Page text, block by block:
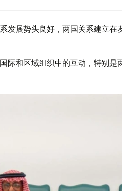
发展势头良好，两国关系建立在
际和区域组织中的互动，特别是